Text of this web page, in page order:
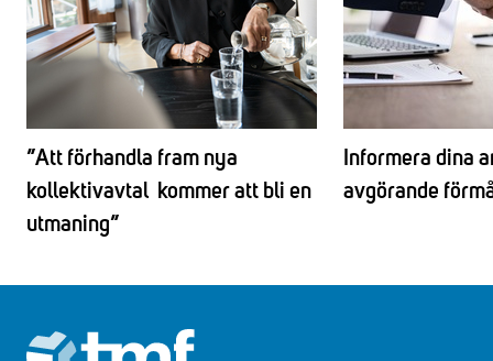
”Att förhandla fram nya
kollektivavtal kommer att bli en
utmaning”
Informera dina
avgörande
Footer